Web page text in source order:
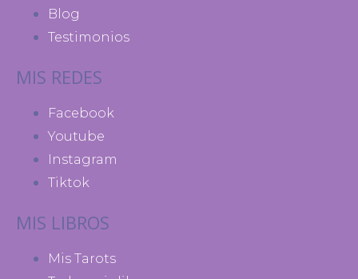
Blog
Testimonios
MIS REDES
Facebook
Youtube
Instagram
Tiktok
MIS LIBROS
Mis Tarots